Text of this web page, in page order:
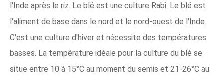
l'Inde après le riz. Le blé est une culture Rabi. Le blé est
l'aliment de base dans le nord et le nord-ouest de l'Inde.
C'est une culture d'hiver et nécessite des températures
basses. La température idéale pour la culture du blé se
situe entre 10 à 15°C au moment du semis et 21-26°C au